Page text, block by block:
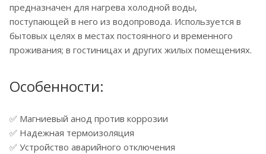
предназначен для нагрева холодной воды,
поступающей в него из водопровода. Используется в
бытовых целях в местах постоянного и временного
проживания; в гостиницах и других жилых помещениях.
Особенности:
✅ Магниевый анод против коррозии
✅ Надежная термоизоляция
✅ Устройство аварийного отключения